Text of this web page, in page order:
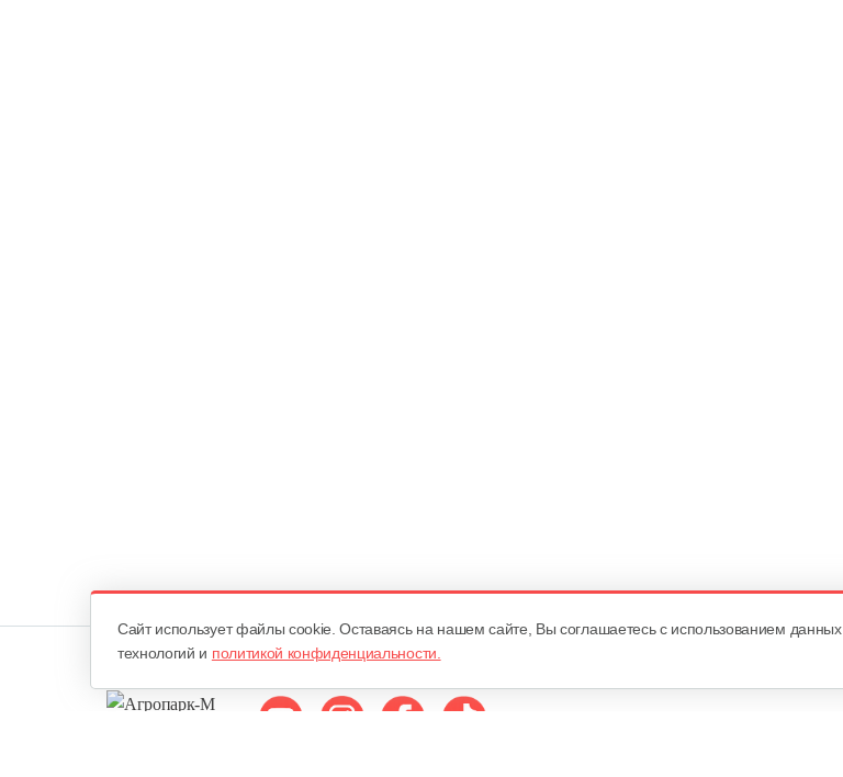
Cайт использует файлы cookie. Оставаясь на нашем сайте, Вы соглашаетесь с использованием данных
технологий и политикой конфиденциальности.